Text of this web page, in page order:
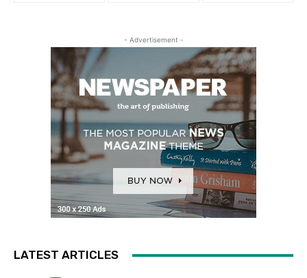
- Advertisement -
LATEST ARTICLES